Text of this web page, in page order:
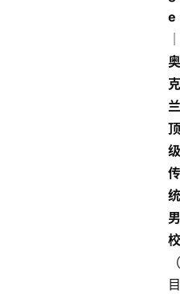
e
奥
克
兰
顶
级
传
统
男
校
（
目